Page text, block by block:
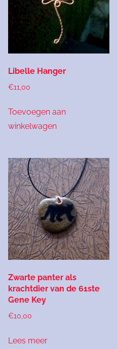
Libelle Hanger
€11,00
Toevoegen aan
winkelwagen
Zwarte panter als
krachtdier van de 61ste
Gene Key
€10,00
Lees meer